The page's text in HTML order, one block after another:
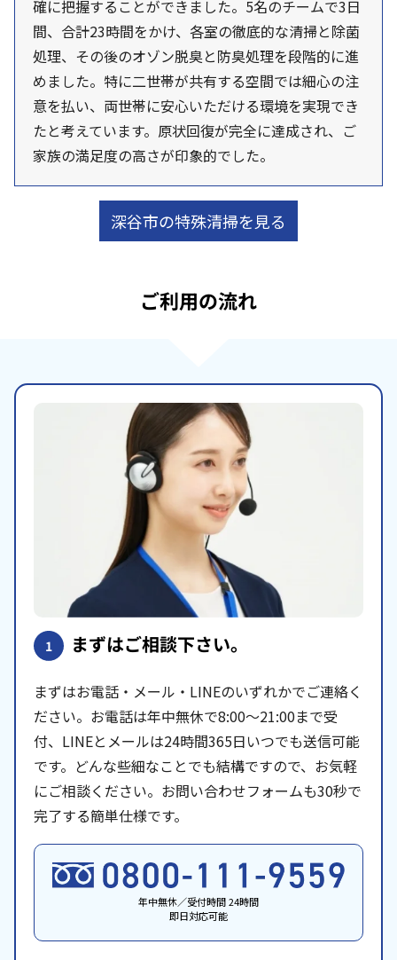
確に把握することができました。5名のチームで3日
間、合計23時間をかけ、各室の徹底的な清掃と除菌
処理、その後のオゾン脱臭と防臭処理を段階的に進
めました。特に二世帯が共有する空間では細心の注
意を払い、両世帯に安心いただける環境を実現でき
たと考えています。原状回復が完全に達成され、ご
家族の満足度の高さが印象的でした。
深谷市の特殊清掃を見る
ご利用の流れ
1 まずはご相談下さい。
まずはお電話・メール・LINEのいずれかでご連絡く
ださい。お電話は年中無休で8:00〜21:00まで受
付、LINEとメールは24時間365日いつでも送信可能
です。どんな些細なことでも結構ですので、お気軽
にご相談ください。お問い合わせフォームも30秒で
完了する簡単仕様です。
年中無休／受付時間 24時間
即日対応可能